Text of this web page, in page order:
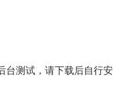
测试，请下载后自行